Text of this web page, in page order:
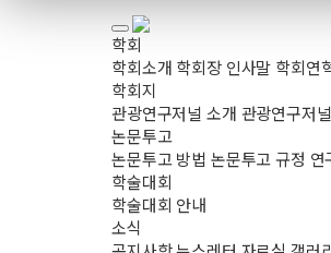
학회
학회소개 학회장 인사말 학회연
학회지
관광연구저널 소개 관광연구저
논문투고
논문투고 방법 논문투고 규정 연
학술대회
학술대회 안내
소식